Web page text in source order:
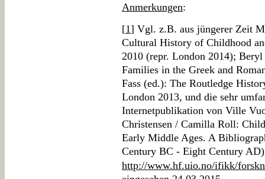
Anmerkungen:
[1] Vgl. z.B. aus jüngerer Zeit
Cultural History of Childhood
2010 (repr. London 2014);
Families in the Greek and
Fass (ed.): The Routledge
London 2013, und die sehr
Internetpublikation von Ville
Christensen / Camilla Roll:
Early Middle Ages. A
Century BC - Eight Century
http://www.hf.uio.no/ifikk/